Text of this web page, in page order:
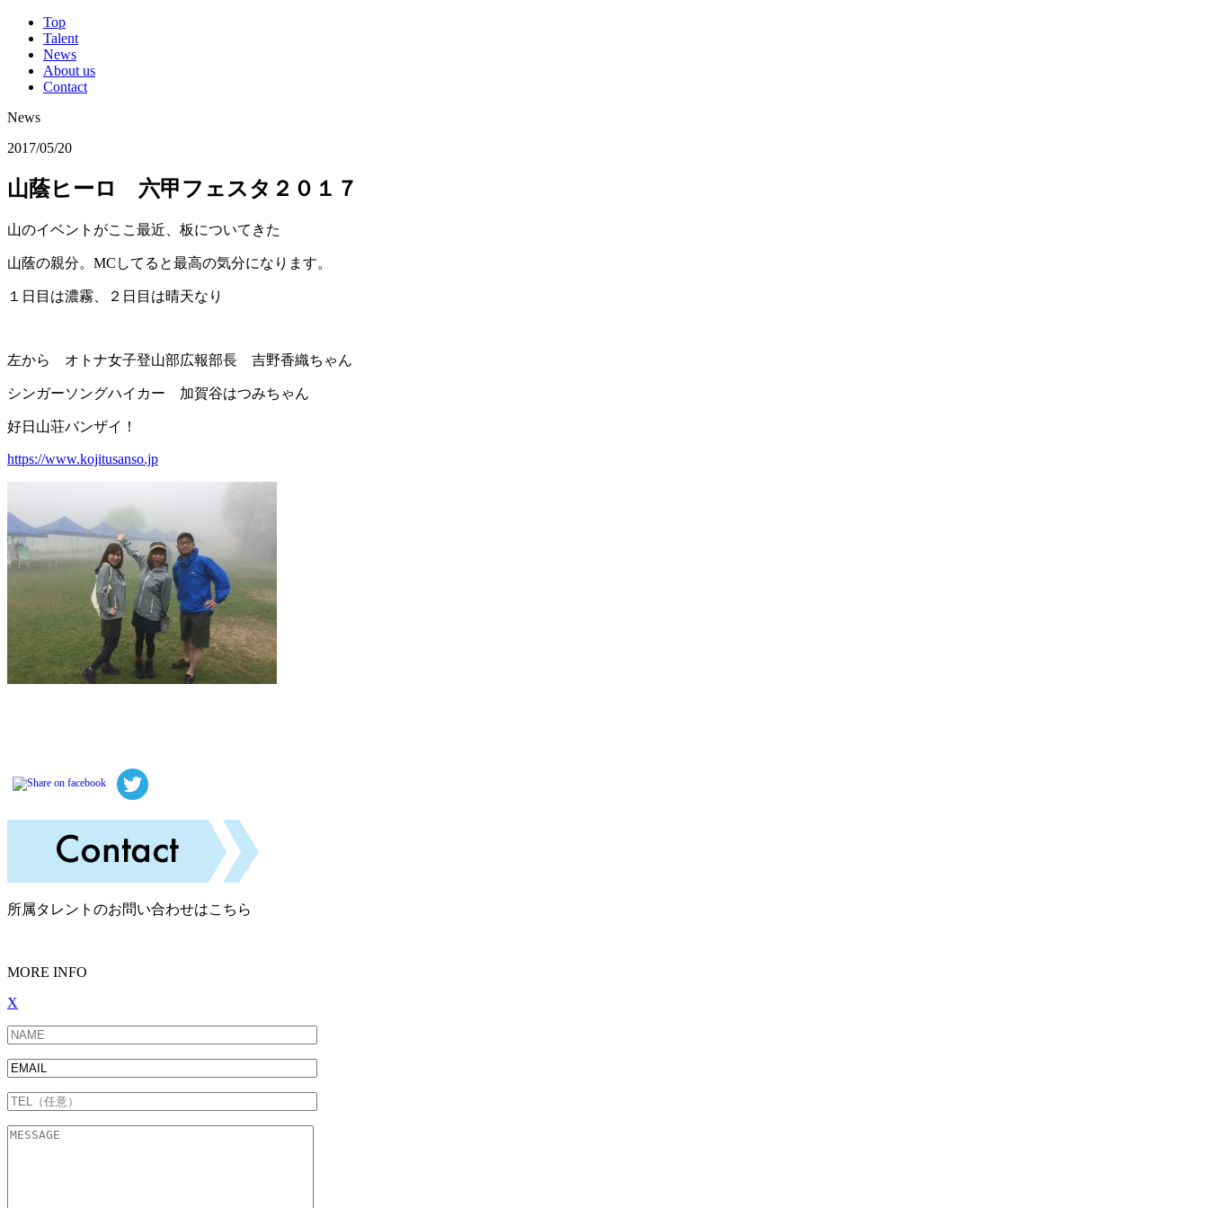
Top
Talent
News
About us
Contact
News
2017/05/20
山蔭ヒーロ 六甲フェスタ２０１７
山のイベントがここ最近、板についてきた
山蔭の親分。MCしてると最高の気分になります。
１日目は濃霧、２日目は晴天なり
左から オトナ女子登山部広報部長 吉野香織ちゃん
シンガーソングハイカー 加賀谷はつみちゃん
好日山荘バンザイ！
https://www.kojitusanso.jp
所属タレントのお問い合わせはこちら
MORE INFO
X